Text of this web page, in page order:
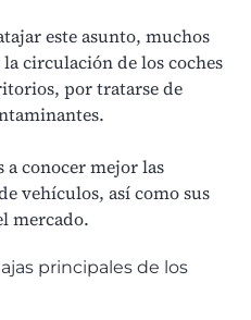
este asunto, muchos
circulación de los coches
por tratarse de
a conocer mejor las
vehículos, así como sus
mercado.
principales de los